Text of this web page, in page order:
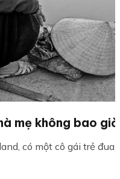
mẹ không bao
có một cô gái trẻ đua